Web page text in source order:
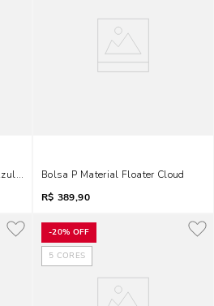
Cloud Alça Transversal
Bolsa P Material Floater Cloud
R$ 389,90
-20% OFF
5 CORES